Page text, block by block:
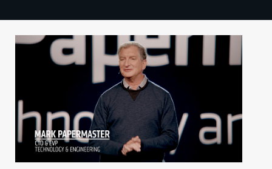
TECHBBS
TIETOA
KAUPPA
VAIHDA TEEMA